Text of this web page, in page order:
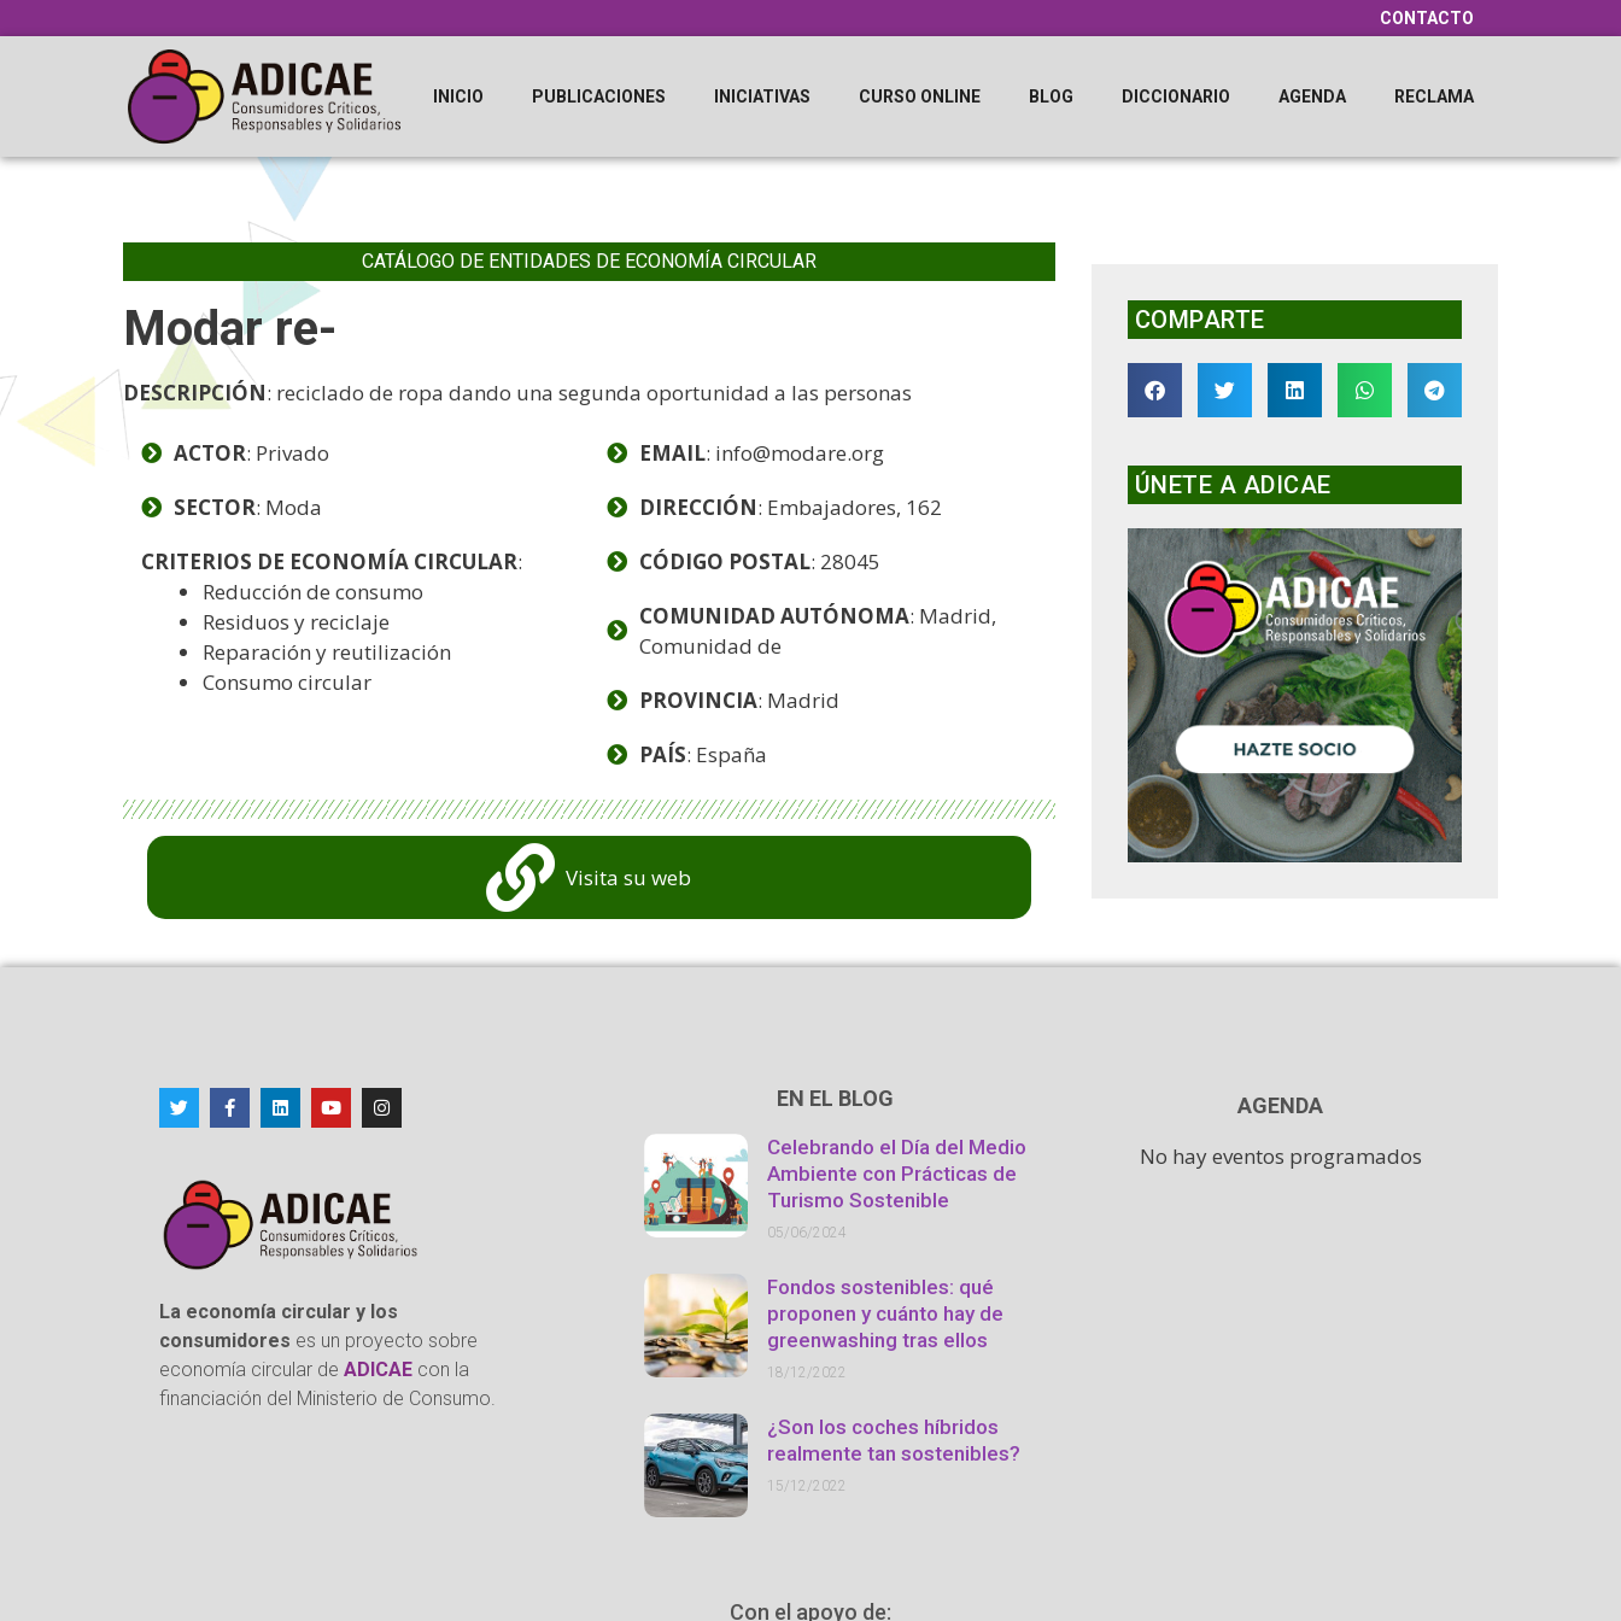
CONTACTO
INICIO PUBLICACIONES INICIATIVAS CURSO ONLINE BLOG DICCIONARIO AGENDA RECLAMA
CATÁLOGO DE ENTIDADES DE ECONOMÍA CIRCULAR
Modar re-
DESCRIPCIÓN: reciclado de ropa dando una segunda oportunidad a las personas
ACTOR: Privado
SECTOR: Moda
CRITERIOS DE ECONOMÍA CIRCULAR:
Reducción de consumo
Residuos y reciclaje
Reparación y reutilización
Consumo circular
EMAIL: info@modare.org
DIRECCIÓN: Embajadores, 162
CÓDIGO POSTAL: 28045
COMUNIDAD AUTÓNOMA: Madrid,
Comunidad de
PROVINCIA: Madrid
PAÍS: España
Visita su web
COMPARTE
ÚNETE A ADICAE
La economía circular y los
consumidores es un proyecto sobre
economía circular de ADICAE con la
financiación del Ministerio de Consumo.
EN EL BLOG
Celebrando el Día del Medio
Ambiente con Prácticas de
Turismo Sostenible
05/06/2024
Fondos sostenibles: qué
proponen y cuánto hay de
greenwashing tras ellos
18/12/2022
¿Son los coches híbridos
realmente tan sostenibles?
15/12/2022
AGENDA
No hay eventos programados
Con el apoyo de: